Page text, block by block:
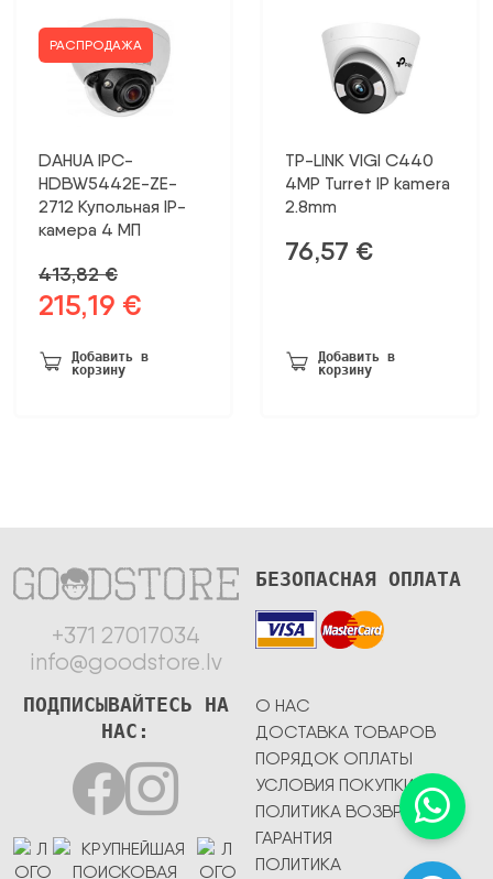
РАСПРОДАЖА
DAHUA IPC-
HDBW5442E-ZE-
2712 Купольная IP-
камера 4 МП
413,82€
Первоначальная
была:
413,82 €.
215,19 €
215,19 €.
Добавить в
корзину
TP-LINK VIGI C440
4MP Turret IP kamera
2.8mm
76,57 €
Добавить в
корзину
+371 27017034
info@goodstore.lv
БЕЗОПАСНАЯ ОПЛАТА
О НАС
ДОСТАВКА ТОВАРОВ
ПОРЯДОК ОПЛАТЫ
УСЛОВИЯ ПОКУПКИ
ПОЛИТИКА ВОЗВРАТА
ГАРАНТИЯ
ПОЛИТИКА
ПОДПИСЫВАЙТЕСЬ НА
НАС: